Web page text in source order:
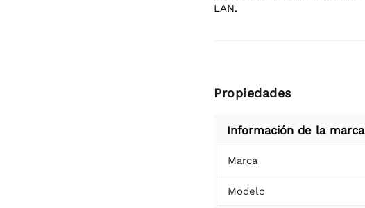
LAN.
Propiedades
Información de la marca
Marca
Modelo